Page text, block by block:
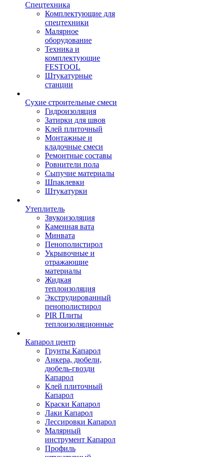
Спецтехника
Комплектующие для
спецтехники
Малярное
оборудование
Техника и
комплектующие
FESTOOL
Штукатурные
станции
Сухие строительные смеси
Гидроизоляция
Затирки для швов
Клей плиточный
Монтажные и
кладочные смеси
Ремонтные составы
Ровнители пола
Сыпучие материалы
Шпаклевки
Штукатурки
Утеплитель
Звукоизоляция
Каменная вата
Минвата
Пенополистирол
Укрывочные и
отражающие
материалы
Жидкая
теплоизоляция
Экструдированный
пенополистирол
PIR Плиты
теплоизоляционные
Капарол центр
Грунты Капарол
Анкера, дюбели,
дюбель-гвозди
Капарол
Клей плиточный
Капарол
Краски Капарол
Лаки Капарол
Лессировки Капарол
Малярный
инструмент Капарол
Профиль